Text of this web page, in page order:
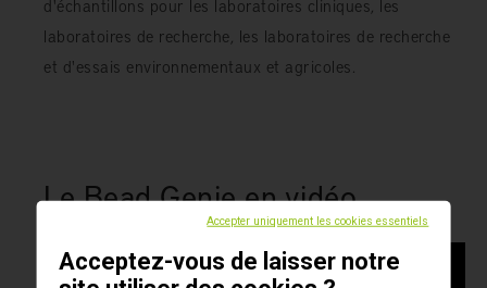
d'échantillons pour les laboratoires cliniques, les
laboratoires de recherche, les laboratoires de recherche
et d'essais environnementaux et agricoles.
Le Bead Genie en vidéo
Accepter uniquement les cookies essentiels
Acceptez-vous de laisser notre